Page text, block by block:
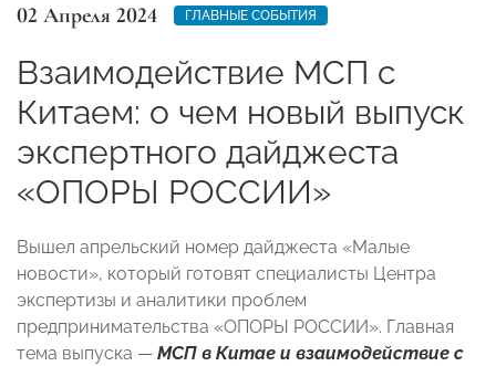
02 Апреля 2024 ГЛАВНЫЕ СОБЫТИЯ
Взаимодействие МСП с
Китаем: о чем новый выпуск
экспертного дайджеста
«ОПОРЫ РОССИИ»
Вышел апрельский номер дайджеста «Малые
новости», который готовят специалисты Центра
экспертизы и аналитики проблем
предпринимательства «ОПОРЫ РОССИИ». Главная
тема выпуска — МСП в Китае и взаимодействие с